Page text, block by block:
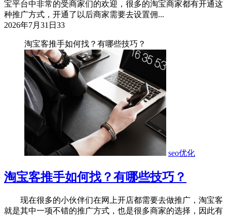
宝平台中非常的受商家们的欢迎，很多的淘宝商家都有开通这
种推广方式，开通了以后商家需要去设置佣...
2026年7月31日 33
淘宝客推手如何找？有哪些技巧？
seo优化
淘宝客推手如何找？有哪些技巧？
现在很多的小伙伴们在网上开店都需要去做推广，淘宝客
就是其中一项不错的推广方式，也是很多商家的选择，因此有